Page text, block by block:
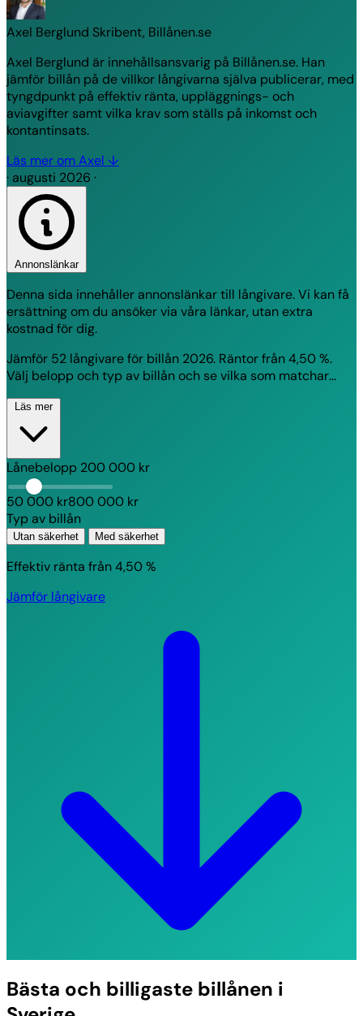
Axel Berglund Skribent, Billånen.se
Axel Berglund är innehållsansvarig på Billånen.se. Han
jämför billån på de villkor långivarna själva publicerar, med
tyngdpunkt på effektiv ränta, uppläggnings- och
aviavgifter samt vilka krav som ställs på inkomst och
kontantinsats.
Läs mer om Axel ↓
· augusti 2026 ·
Annonslänkar
Denna sida innehåller annonslänkar till långivare. Vi kan få
ersättning om du ansöker via våra länkar, utan extra
kostnad för dig.
Jämför 52 långivare för billån 2026. Räntor från 4,50 %.
Välj belopp och typ av billån och se vilka som matchar
Läs mer
Lånebelopp 200 000 kr
50 000 kr800 000 kr
Typ av billån
Utan säkerhet Med säkerhet
Effektiv ränta från4,50 %
Jämför långivare
Bästa och billigaste billånen i